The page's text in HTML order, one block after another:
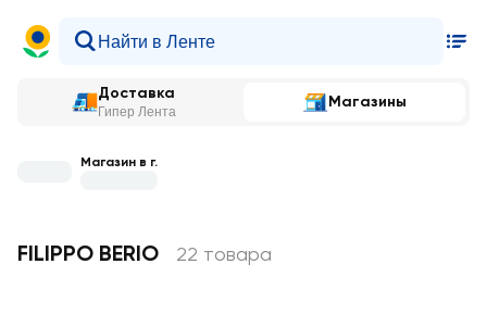
Доставка
Гипер Лента
Магазины
Магазин в г.
FILIPPO BERIO 22 товара